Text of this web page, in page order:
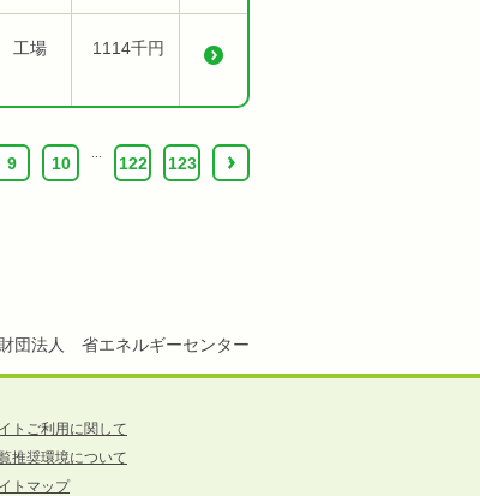
工場 1114千円
9 10 122 123 ›
団法人 省エネルギーセンター
トご利用に関して
推奨環境について
トマップ